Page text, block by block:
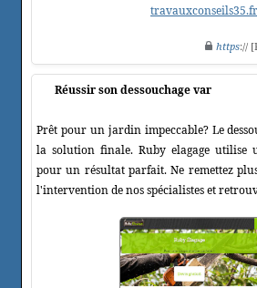
travauxconseils35.fr
https://
Réussir son dessouchage var
Prêt pour un jardin impeccable? Le
la solution finale. Ruby elagage utilise
pour un résultat parfait. Ne remettez
l'intervention de nos spécialistes et